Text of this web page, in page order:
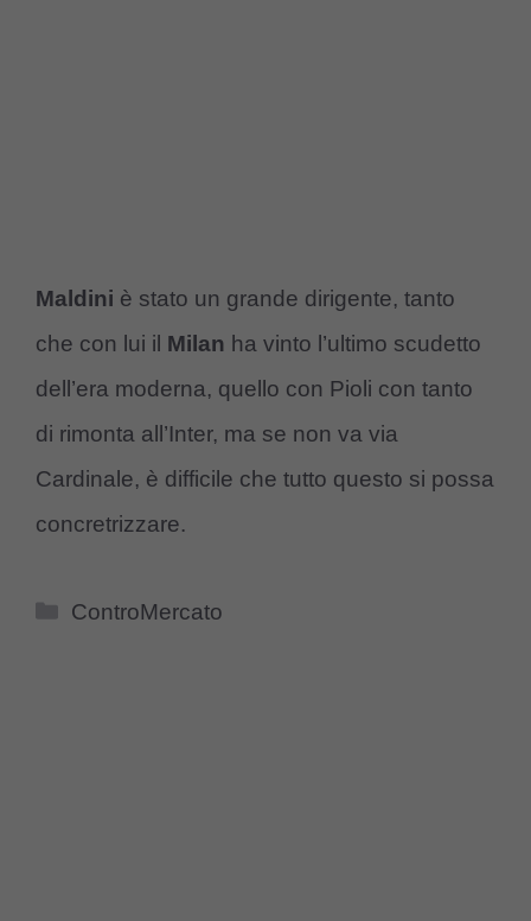
Maldini è stato un grande dirigente, tanto
che con lui il Milan ha vinto l’ultimo scudetto
dell’era moderna, quello con Pioli con tanto
di rimonta all’Inter, ma se non va via
Cardinale, è difficile che tutto questo si possa
concretrizzare.
Categorie
ControMercato